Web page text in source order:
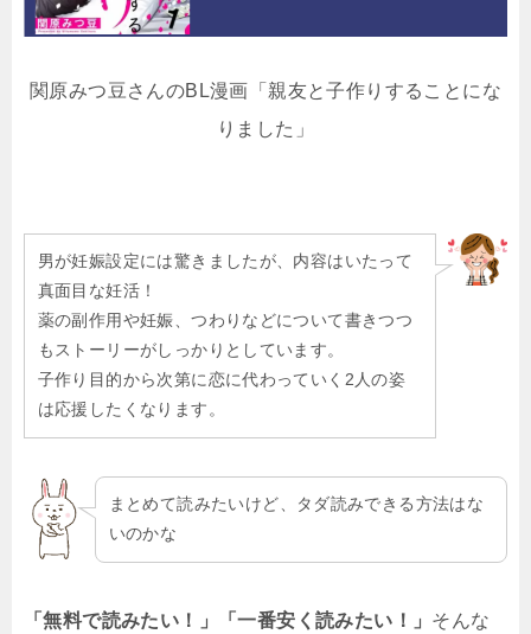
関原みつ豆さんのBL漫画「親友と子作りすることにな
りました」
男が妊娠設定には驚きましたが、内容はいたって
真面目な妊活！
薬の副作用や妊娠、つわりなどについて書きつつ
もストーリーがしっかりとしています。
子作り目的から次第に恋に代わっていく2人の姿
は応援したくなります。
まとめて読みたいけど、タダ読みできる方法はな
いのかな
「無料で読みたい！」「一番安く読みたい！」 そんな